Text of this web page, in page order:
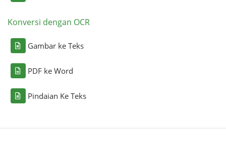
Konversi dengan OCR
Gambar ke Teks
PDF ke Word
Pindaian Ke Teks